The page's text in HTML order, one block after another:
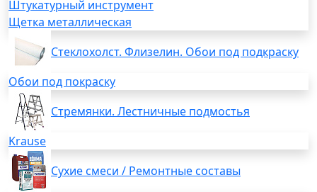
Штукатурный инструмент
Щетка металлическая
Стеклохолст. Флизелин. Обои под подкраску
Обои под покраску
Стремянки. Лестничные подмостья
Krause
Сухие смеси / Ремонтные составы